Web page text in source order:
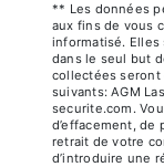
** Les données
aux fins de vous
informatisé. Elles
dans le seul but
collectées seront
suivants: AGM
securite.com.
d’effacement, de
retrait de votre
d’introduire une